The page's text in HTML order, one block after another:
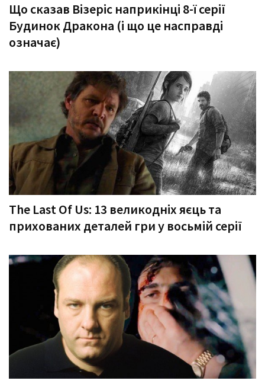
Що сказав Візеріс наприкінці 8-ї серії
Будинок Дракона (і що це насправді
означає)
The Last Of Us: 13 великодніх яєць та
прихованих деталей гри у восьмій серії